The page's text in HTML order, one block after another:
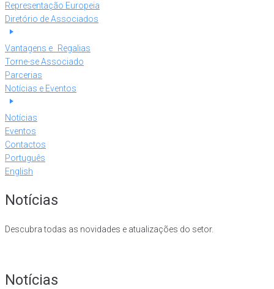
Representação Europeia
Diretório de Associados
Vantagens e Regalias
Torne-se Associado
Parcerias
Notícias e Eventos
Notícias
Eventos
Contactos
Português
English
Notícias
Descubra todas as novidades e atualizações do setor.
Notícias